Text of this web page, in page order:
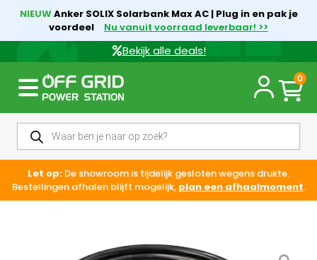
NIEUWAnker SOLIX Solarbank Max AC | Plug in en pak je
voordeel
Nu vanuit voorraad leverbaar! >>
Bekijk alle deals!
0
Let op: De showroom is tijdelijk gesloten wegens drukte.
Bestellingen afhalen blijft mogelijk, plan een afhaalmoment.